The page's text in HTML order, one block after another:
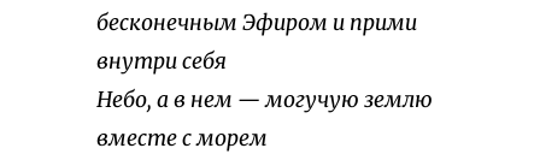
бесконечным Эфиром и прими
внутри себя
Небо, а в нем — могучую землю
вместе с морем